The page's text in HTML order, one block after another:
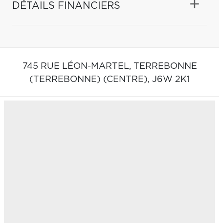
DÉTAILS FINANCIERS
745 RUE LÉON-MARTEL, TERREBONNE
(TERREBONNE) (CENTRE), J6W 2K1